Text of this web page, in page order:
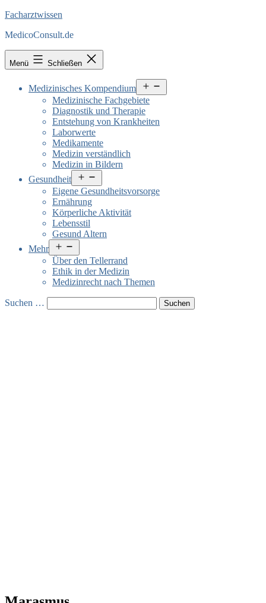
Facharztwissen
MedicoConsult.de
Menü Schließen
Medizinisches Kompendium
öffnen
Medizinische Fachgebiete
Diagnostik und Therapie
Entstehung von Krankheiten
Laborwerte
Medikamente
Medizin verständlich
Medizin in Bildern
Gesundheit
öffnen
Eigene Gesundheitsvorsorge
Ernährung
Körperliche Aktivität
Lebensstil
Gesund Altern
Mehr
öffnen
Über den Tellerrand
Ethik in der Medizin
Medizinrecht nach Themen
Suchen …